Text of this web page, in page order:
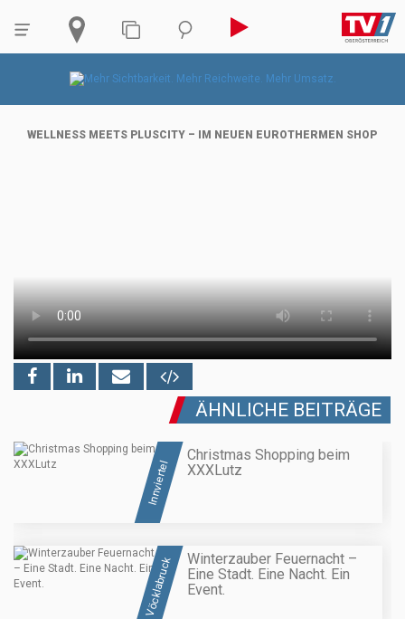
WELLNESS MEETS PLUSCITY – IM NEUEN EUROTHERMEN SHOP
ÄHNLICHE BEITRÄGE
Innviertel
Christmas Shopping beim
XXXLutz
Vöcklabruck
Winterzauber Feuernacht –
Eine Stadt. Eine Nacht. Ein
Event.